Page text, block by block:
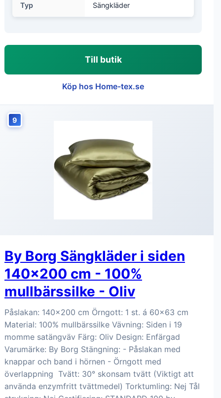
Typ Sängkläder
Till butik
Köp hos Home-tex.se
9
By Borg Sängkläder i siden
140x200 cm - 100%
mullbärssilke - Oliv
Påslakan: 140x200 cm Örngott: 1 st. á 60x63 cm
Material: 100% mullbärssilke Vävning: Siden i 19
momme satängväv Färg: Oliv Design: Enfärgad
Varumärke: By Borg Stängning: - Påslakan med
knappar och band i hörnen - Örngott med
överlappning Tvätt: 30° skonsam tvätt (Viktigt att
använda enzymfritt tvättmedel) Torktumling: Nej Tål